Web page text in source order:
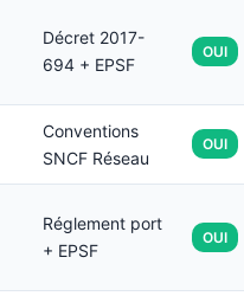
Décret 2017-
694 + EPSF
OUI
Conventions
SNCF Réseau
OUI
Réglement port
+ EPSF
OUI